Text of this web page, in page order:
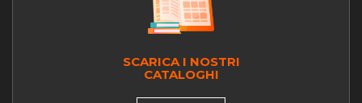
SCARICA I NOSTRI
CATALOGHI